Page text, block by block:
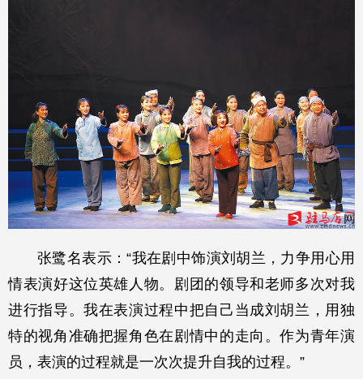
张鹭名表示：“我在剧中饰演刘胡兰，力争用心用
情表演好这位英雄人物。剧团的领导和老师多次对我
进行指导。我在表演过程中把自己当成刘胡兰，用独
特的视角准确把握角色在剧情中的走向。作为青年演
员，表演的过程就是一次次提升自我的过程。”